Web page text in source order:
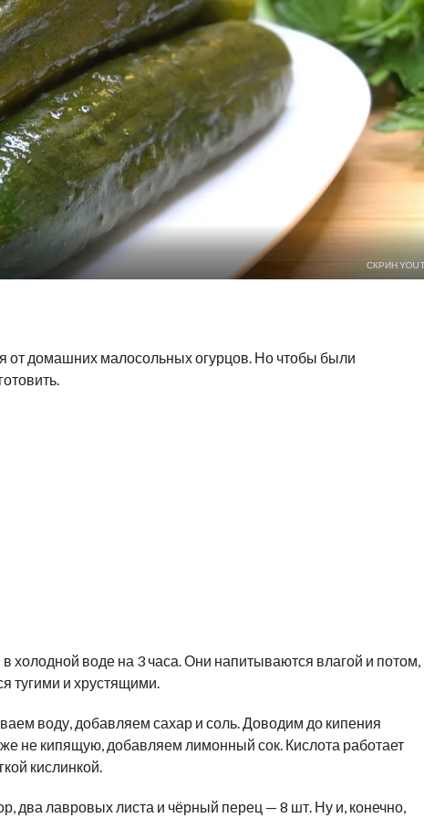
СКРИН
от домашних малосольных огурцов. Но чтобы были
холодной воде на 3 часа. Они напитываются влагой и потом,
тугими и хрустящими.
воду, добавляем сахар и соль. Доводим до кипения
не кипящую, добавляем лимонный сок. Кислота работает
кислинкой.
два лавровых листа и чёрный перец — 8 шт. Ну и, конечно,